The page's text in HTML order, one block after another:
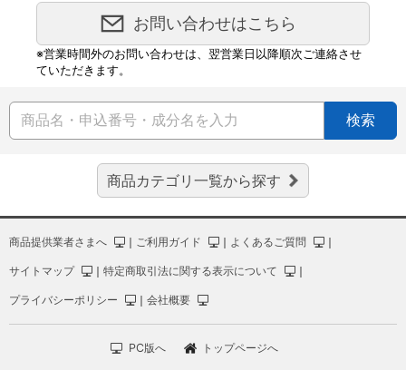
お問い合わせはこちら
※営業時間外のお問い合わせは、翌営業日以降順次ご連絡させ
ていただきます。
検索
商品カテゴリ一覧から探す
商品提供業者さまへ ｜ ご利用ガイド ｜ よくあるご質問 ｜
サイトマップ ｜ 特定商取引法に関する表示について ｜
プライバシーポリシー ｜ 会社概要
PC版へ トップページへ